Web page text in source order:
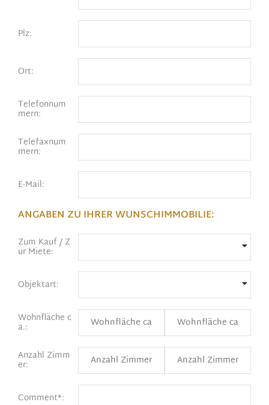
Plz:
Ort:
Telefonnum
mern:
Telefaxnum
mern:
E-Mail:
ANGABEN ZU IHRER WUNSCHIMMOBILIE:
Zum Kauf / Z
ur Miete:
Objektart:
Wohnfläche c
a.:
Anzahl Zimm
er:
Comment*: